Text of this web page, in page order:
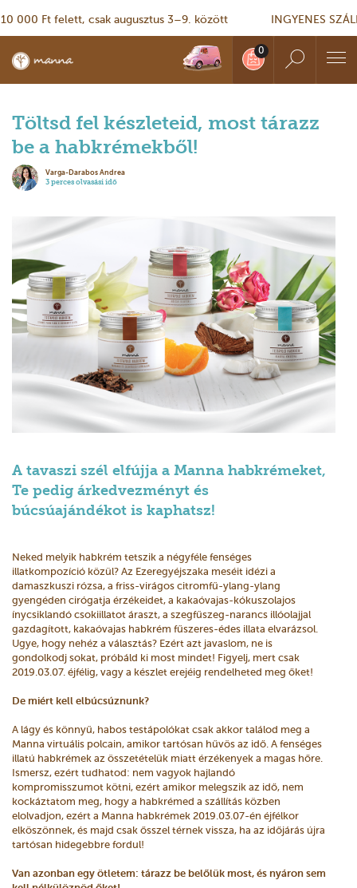
000 Ft felett, csak augusztus 3–9. között INGYENES
Töltsd fel készleteid, most tárazz
be a habkrémekből!
Varga-Darabos Andrea
3 perces olvasási idő
A tavaszi szél elfújja a Manna habkrémeket,
Te pedig árkedvezményt és
búcsúajándékot is kaphatsz!
Neked melyik habkrém tetszik a négyféle fenséges
illatkompozíció közül? Az Ezeregyéjszaka meséit idézi a
damaszkuszi rózsa, a friss-virágos citromfű-ylang-ylang
gyengéden cirógatja érzékeidet, a kakaóvajas-kókuszolajos
ínycsiklandó csokiillatot áraszt, a szegfűszeg-narancs illóolajjal
gazdagított, kakaóvajas habkrém fűszeres-édes illata elvarázsol.
Ugye, hogy nehéz a választás? Ezért azt javaslom, ne is
gondolkodj sokat, próbáld ki most mindet! Figyelj, mert csak
2019.03.07. éjfélig, vagy a készlet erejéig rendelheted meg őket!
De miért kell elbúcsúznunk?
A lágy és könnyű, habos testápolókat csak akkor találod meg a
Manna virtuális polcain, amikor tartósan hűvös az idő. A fenséges
illatú habkrémek az összetételük miatt érzékenyek a magas hőre.
Ismersz, ezért tudhatod: nem vagyok hajlandó
kompromisszumot kötni, ezért amikor melegszik az idő, nem
kockáztatom meg, hogy a habkrémed a szállítás közben
elolvadjon, ezért a Manna habkrémek 2019.03.07-én éjfélkor
elköszönnek, és majd csak ősszel térnek vissza, ha az időjárás újra
tartósan hidegebbre fordul!
Van azonban egy ötletem: tárazz be belőlük most, és nyáron sem